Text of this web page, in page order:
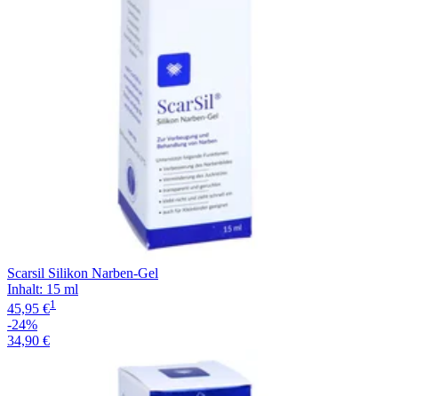
Scarsil Silikon Narben-Gel
Inhalt: 15 ml
45,95 €1
-24%
34,90 €